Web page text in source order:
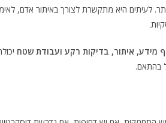
לעיתים היא מתקשרת לצורך באיתור אדם,
מידע, איתור, בדיקות רקע ועבודת שטח
בהתאם.